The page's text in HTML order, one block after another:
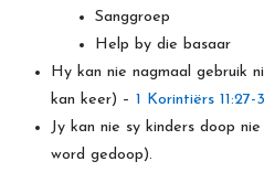
Sanggroep
Help by die basaar
Hy kan nie nagmaal gebruik
kan keer) –1 Korintiërs 11:27-
Jy kan nie sy kinders doop
word gedoop).